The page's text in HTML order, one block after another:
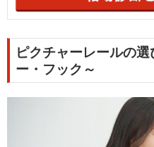
ピクチャーレールの
ー・フック～